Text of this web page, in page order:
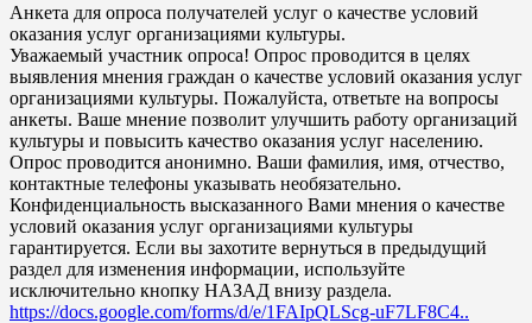
Анкета для опроса получателей услуг о качестве условий
оказания услуг организациями культуры.
Уважаемый участник опроса! Опрос проводится в целях
выявления мнения граждан о качестве условий оказания услуг
организациями культуры. Пожалуйста, ответьте на вопросы
анкеты. Ваше мнение позволит улучшить работу организаций
культуры и повысить качество оказания услуг населению.
Опрос проводится анонимно. Ваши фамилия, имя, отчество,
контактные телефоны указывать необязательно.
Конфиденциальность высказанного Вами мнения о качестве
условий оказания услуг организациями культуры
гарантируется. Если вы захотите вернуться в предыдущий
раздел для изменения информации, используйте
исключительно кнопку НАЗАД внизу раздела.
https://docs.google.com/forms/d/e/1FAIpQLScg-uF7LF8C4..